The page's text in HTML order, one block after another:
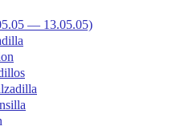
— 13.05.05)